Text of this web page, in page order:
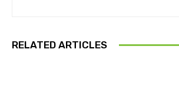
RELATED ARTICLES